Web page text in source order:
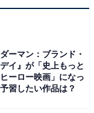
の由来とされる
代と呼ばれるよ
ダーマン：ブランド・
イ』が「史上もっと
ーロー映画」になっ
習したい作品は？